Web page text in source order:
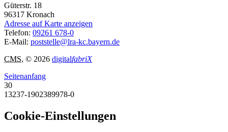
Güterstr. 18
96317 Kronach
Adresse auf Karte anzeigen
Telefon: 09261 678-0
E-Mail: poststelle@lra-kc.bayern.de
CMS, © 2026 digitalfabriX
Seitenanfang
30
13237-1902389978-0
Cookie-Einstellungen